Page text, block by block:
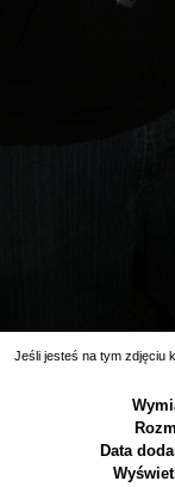
Jeśli jesteś na tym zdjęciu
Data